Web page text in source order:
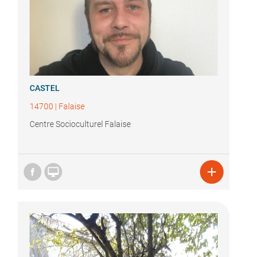
CASTEL
14700 | Falaise
Centre Socioculturel Falaise
 